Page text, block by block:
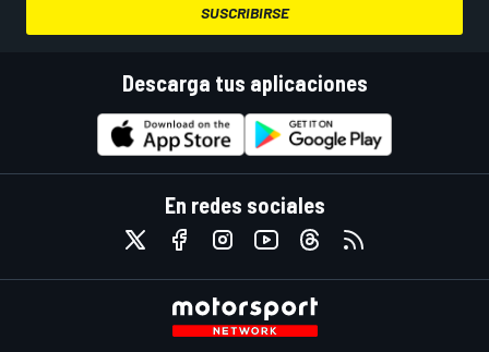
SUSCRIBIRSE
Descarga tus aplicaciones
En redes sociales